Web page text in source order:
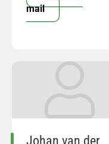
mail
Johan van der